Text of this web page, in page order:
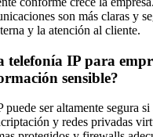
son más claras y
y la atención al cliente.
telefonía IP para
sensible?
puede ser altamente segura
y redes privadas